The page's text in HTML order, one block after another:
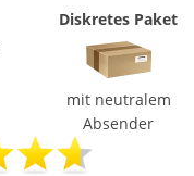
Diskretes Paket
mit neutralem
Absender